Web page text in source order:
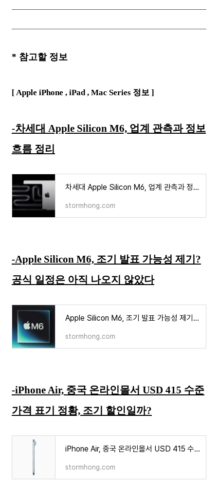
* 참고할 정보
[ Apple iPhone , iPad , Mac Series 정보 ]
-차세대 Apple Silicon M6, 업계 관측과 정보
흐름 정리
차세대 Apple Silicon M6, 업계 관측과 정보 흐름 정리
stormhong.com
-Apple Silicon M6, 조기 발표 가능성 제기?
공식 일정은 아직 나오지 않았다
Apple Silicon M6, 조기 발표 가능성 제기? 공식 일정은 아직 나오지 않았다
stormhong.com
-iPhone Air, 중국 온라인몰서 USD 415 수준
가격 표기 정황, 조기 할인일까?
iPhone Air, 중국 온라인몰서 USD 415 수준 가격 표기 정황, 조기 할인일까?
stormhong.com